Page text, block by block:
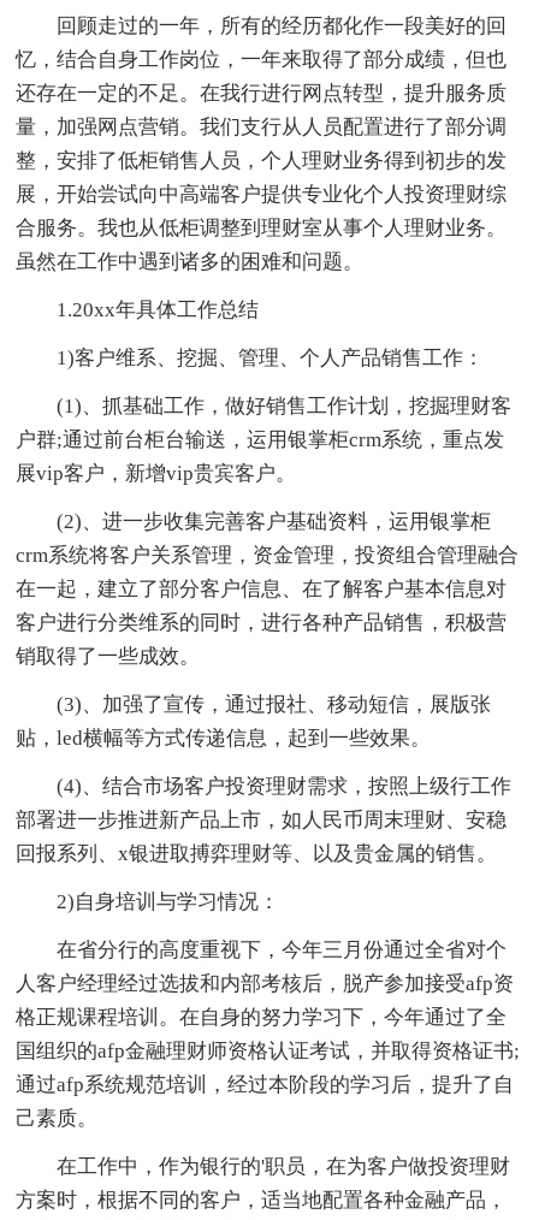
回顾走过的一年，所有的经历都化作一段美好的回
忆，结合自身工作岗位，一年来取得了部分成绩，但也
还存在一定的不足。在我行进行网点转型，提升服务质
量，加强网点营销。我们支行从人员配置进行了部分调
整，安排了低柜销售人员，个人理财业务得到初步的发
展，开始尝试向中高端客户提供专业化个人投资理财综
合服务。我也从低柜调整到理财室从事个人理财业务。
虽然在工作中遇到诸多的困难和问题。
1.20xx年具体工作总结
1)客户维系、挖掘、管理、个人产品销售工作：
(1)、抓基础工作，做好销售工作计划，挖掘理财客
户群;通过前台柜台输送，运用银掌柜crm系统，重点发
展vip客户，新增vip贵宾客户。
(2)、进一步收集完善客户基础资料，运用银掌柜
crm系统将客户关系管理，资金管理，投资组合管理融合
在一起，建立了部分客户信息、在了解客户基本信息对
客户进行分类维系的同时，进行各种产品销售，积极营
销取得了一些成效。
(3)、加强了宣传，通过报社、移动短信，展版张
贴，led横幅等方式传递信息，起到一些效果。
(4)、结合市场客户投资理财需求，按照上级行工作
部署进一步推进新产品上市，如人民币周末理财、安稳
回报系列、x银进取搏弈理财等、以及贵金属的销售。
2)自身培训与学习情况：
在省分行的高度重视下，今年三月份通过全省对个
人客户经理经过选拔和内部考核后，脱产参加接受afp资
格正规课程培训。在自身的努力学习下，今年通过了全
国组织的afp金融理财师资格认证考试，并取得资格证书;
通过afp系统规范培训，经过本阶段的学习后，提升了自
己素质。
在工作中，作为银行的'职员，在为客户做投资理财
方案时，根据不同的客户，适当地配置各种金融产品，